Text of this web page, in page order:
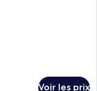
Voir les prix